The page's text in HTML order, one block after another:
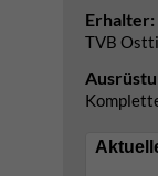
Erhalter:
TVB